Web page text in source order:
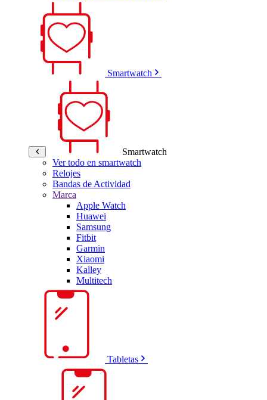
Smartwatch
Smartwatch
Ver todo en smartwatch
Relojes
Bandas de Actividad
Marca
Apple Watch
Huawei
Samsung
Fitbit
Garmin
Xiaomi
Kalley
Multitech
Tabletas